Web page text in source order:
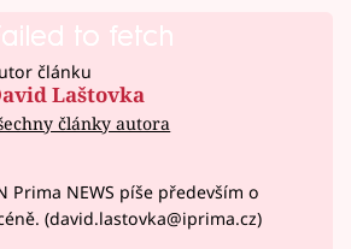
to fetch
to fetch
článku
Laštovka
články autora
Prima NEWS píše především o
(david.lastovka@iprima.cz)